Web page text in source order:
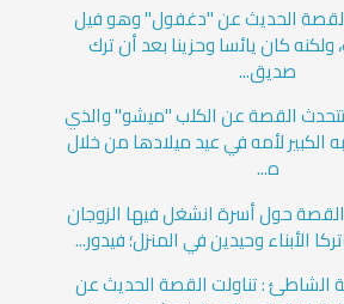
الحديث عن "دغفول" وهو فيل
كان يائسا وحزينا بعد أن ترك
صديق...
تتحدث القصة عن الكلب "ميشو" والذي
الكبير لأمه في عيد ميلادها من خلال
ه...
القصة حول أسرة انشغل فيها الزوجان
الأبناء وحيدين في المنزل؛ فيدور...
: تناولت القصة الحديث عن